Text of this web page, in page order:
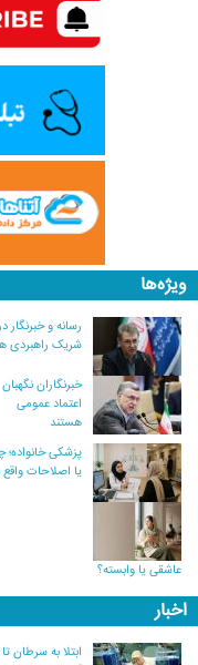
ویژه‌ها
رسانه و
شریک راهبردی
خبرنگاران نگهبان
اعتماد عمومی
هستند
پزشکی
یا اصلاحات واقع
عاشقی یا وابسته؟
اخبار